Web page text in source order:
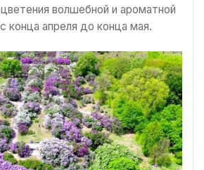
волшебной и ароматной
конца апреля до конца мая.